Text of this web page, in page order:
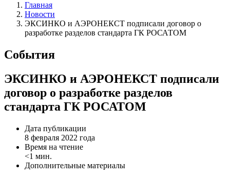
Главная
Новости
ЭКСИНКО и АЭРОНЕКСТ подписали договор о
разработке разделов стандарта ГК РОСАТОМ
События
ЭКСИНКО и АЭРОНЕКСТ подписали
договор о разработке разделов
стандарта ГК РОСАТОМ
Дата публикации
8 февраля 2022 года
Время на чтение
<1 мин.
Дополнительные материалы